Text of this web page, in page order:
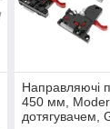
Направляючі
450 мм,
дотягувачем,